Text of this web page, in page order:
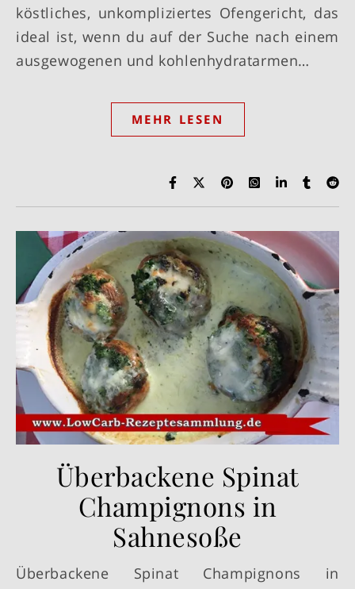
köstliches, unkompliziertes Ofengericht, das
ideal ist, wenn du auf der Suche nach einem
ausgewogenen und kohlenhydratarmen…
MEHR LESEN
Überbackene Spinat
Champignons in
Sahnesoße
Überbackene Spinat Champignons in